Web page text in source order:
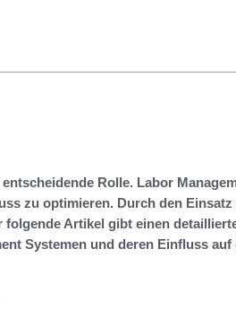
Rolle. Labor
zu optimieren. Durch den Einsatz
folgende Artikel gibt einen
Systemen und deren Einfluss auf